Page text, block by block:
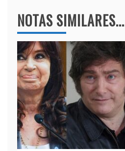
NOTAS SIMILARES...